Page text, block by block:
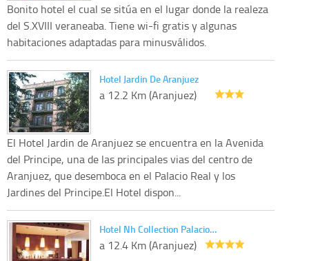
Bonito hotel el cual se sitúa en el lugar donde la realeza
del S.XVIII veraneaba. Tiene wi-fi gratis y algunas
habitaciones adaptadas para minusválidos.
Hotel Jardin De Aranjuez
a 12.2 Km (Aranjuez)
El Hotel Jardin de Aranjuez se encuentra en la Avenida
del Principe, una de las principales vias del centro de
Aranjuez, que desemboca en el Palacio Real y los
Jardines del Principe.El Hotel dispon...
Hotel Nh Collection Palacio…
a 12.4 Km (Aranjuez)